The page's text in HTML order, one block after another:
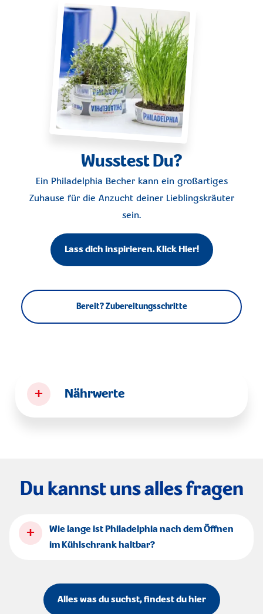
Wusstest Du?
Ein Philadelphia Becher kann ein großartiges
Zuhause für die Anzucht deiner Lieblingskräuter
sein.
Lass dich inspirieren. Klick Hier!
Bereit? Zubereitungsschritte
+ Nährwerte
Du kannst uns alles fragen
+
Wie lange ist Philadelphia nach dem Öffnen
im Kühlschrank haltbar?
Alles was du suchst, findest du hier